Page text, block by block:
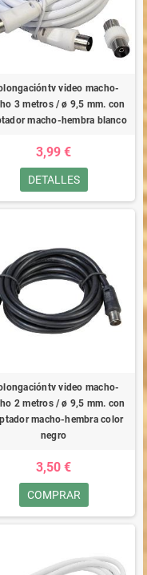
video macho-
3 metros / ø 9,5 mm. con
macho-hembra blanco
3,99 €
DETALLES
video macho-
2 metros / ø 9,5 mm. con
macho-hembra color
negro
3,50 €
COMPRAR